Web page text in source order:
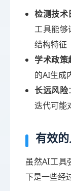
检测技术
工具能够
结构特征
学术政策
的AI生成
长远风险
迭代可能
有效
虽然AI工具
下是一些经